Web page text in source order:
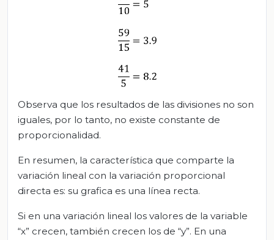
Observa que los resultados de las divisiones no son
iguales, por lo tanto, no existe constante de
proporcionalidad.
En resumen, la característica que comparte la
variación lineal con la variación proporcional
directa es: su grafica es una línea recta.
Si en una variación lineal los valores de la variable
“x” crecen, también crecen los de “y”. En una